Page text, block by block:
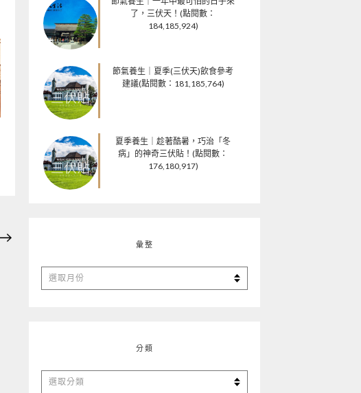
了，三伏天！(點閱數：
184,185,924)
節氣養生｜夏季(三伏天)飲食參考
建議(點閱數：181,185,764)
夏季養生｜趁著酷暑，巧治「冬
病」的神奇三伏貼！(點閱數：
176,180,917)
彙整
彙
整
分類
分